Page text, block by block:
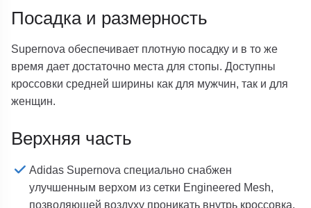
Посадка и размерность
Supernova обеспечивает плотную посадку и в то же
время дает достаточно места для стопы. Доступны
кроссовки средней ширины как для мужчин, так и для
женщин.
Верхняя часть
Adidas Supernova специально снабжен
улучшенным верхом из сетки Engineered Mesh,
позволяющей воздуху проникать внутрь кроссовка.